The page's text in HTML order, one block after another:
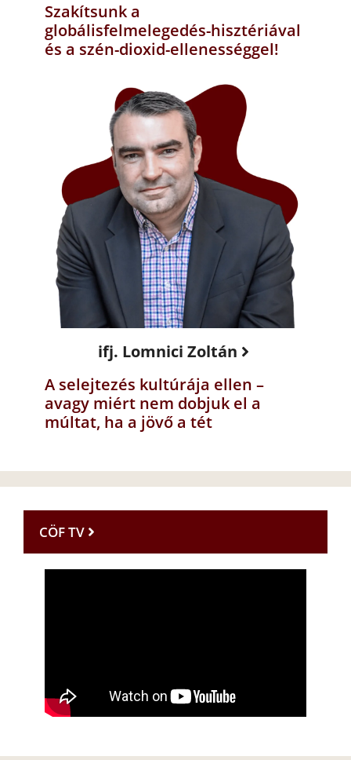
Szakítsunk a
globálisfelmelegedés-hisztériával
és a szén-dioxid-ellenességgel!
ifj. Lomnici Zoltán
A selejtezés kultúrája ellen –
avagy miért nem dobjuk el a
múltat, ha a jövő a tét
CÖF TV